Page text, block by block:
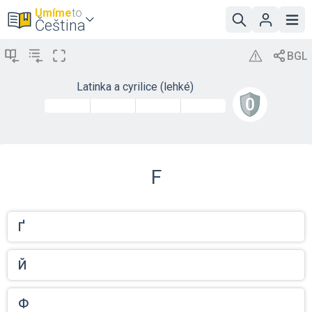
Umímeto
Čeština
Latinka a cyrilice (lehké)
F
Ґ
Й
Ф